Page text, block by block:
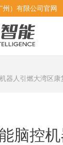
）有限公司官网
脑控
器人引燃大湾区康